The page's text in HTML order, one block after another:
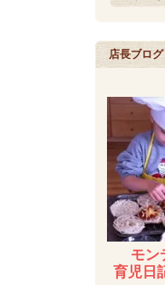
店長ブログ
モン
育児日